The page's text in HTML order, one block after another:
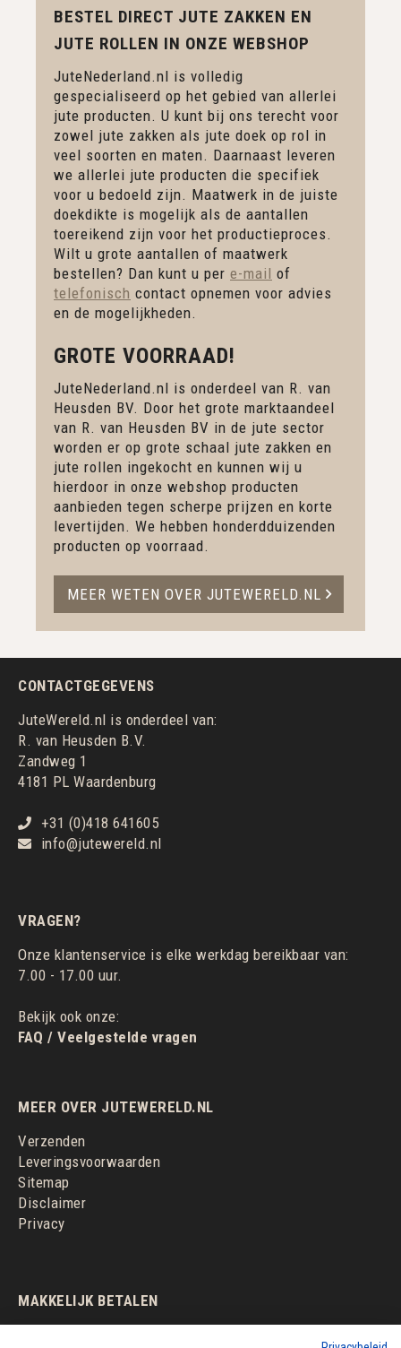
BESTEL DIRECT JUTE ZAKKEN EN
JUTE ROLLEN IN ONZE WEBSHOP
JuteNederland.nl is volledig
gespecialiseerd op het gebied van allerlei
jute producten. U kunt bij ons terecht voor
zowel jute zakken als jute doek op rol in
veel soorten en maten. Daarnaast leveren
we allerlei jute producten die specifiek
voor u bedoeld zijn. Maatwerk in de juiste
doekdikte is mogelijk als de aantallen
toereikend zijn voor het productieproces.
Wilt u grote aantallen of maatwerk
bestellen? Dan kunt u per e-mail of
telefonisch contact opnemen voor advies
en de mogelijkheden.
GROTE VOORRAAD!
JuteNederland.nl is onderdeel van R. van
Heusden BV. Door het grote marktaandeel
van R. van Heusden BV in de jute sector
worden er op grote schaal jute zakken en
jute rollen ingekocht en kunnen wij u
hierdoor in onze webshop producten
aanbieden tegen scherpe prijzen en korte
levertijden. We hebben honderdduizenden
producten op voorraad.
MEER WETEN OVER JUTEWERELD.NL
CONTACTGEGEVENS
JuteWereld.nl is onderdeel van:
R. van Heusden B.V.
Zandweg 1
4181 PL Waardenburg
+31 (0)418 641605
info@jutewereld.nl
VRAGEN?
Onze klantenservice is elke werkdag bereikbaar van:
7.00 - 17.00 uur.
Bekijk ook onze:
FAQ / Veelgestelde vragen
MEER OVER JUTEWERELD.NL
Verzenden
Leveringsvoorwaarden
Sitemap
Disclaimer
Privacy
MAKKELIJK BETALEN